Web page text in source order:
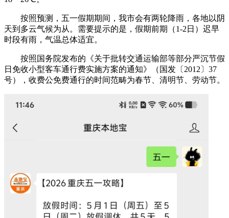
按照预测，五一假期期间，我市会有两轮降雨，各地以阴
天到多云气候为从。需要提示的是，假期前期（1-2日）迟早
时段有雨，气温总体适宜。
按照国务院发布的《关于批转交通运输部等部分严沉节假
日免收小型客车通行费实施方案的通知》（国发〔2012〕37
号），收费公免费通行的时间范畴为春节、清明节、劳动节。